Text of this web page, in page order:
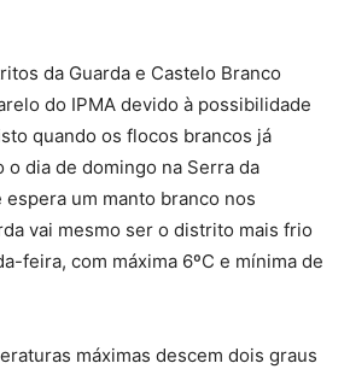
da Guarda e Castelo Branco
do IPMA devido à possibilidade
quando os flocos brancos já
o dia de domingo na Serra da
espera um manto branco nos
vai mesmo ser o distrito mais frio
feira, com máxima 6ºC e mínima de
máximas descem dois graus